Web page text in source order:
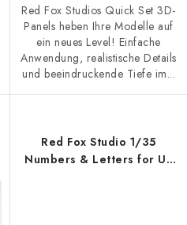
Red Fox Studios Quick Set 3D-
Panels heben Ihre Modelle auf
ein neues Level! Einfache
Anwendung, realistische Details
und beeindruckende Tiefe im...
Red Fox Studio 1/35
Numbers & Letters for US